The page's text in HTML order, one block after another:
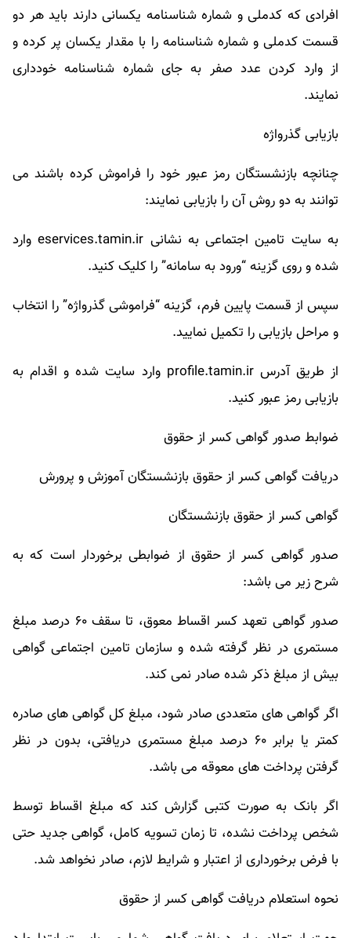
افرادی که کدملی و شماره شناسنامه یکسانی دارند باید هر دو
قسمت کدملی و شماره شناسنامه را با مقدار یکسان پر کرده و
از وارد کردن عدد صفر به جای شماره شناسنامه خودداری
نمایند.
بازیابی گذرواژه
چنانچه بازنشستگان رمز عبور خود را فراموش کرده باشند می
توانند به دو روش آن را بازیابی نمایند:
به سایت تامین اجتماعی به نشانی eservices.tamin.ir وارد
شده و روی گزینه “ورود به سامانه” را کلیک کنید.
سپس از قسمت پایین فرم، گزینه “فراموشی گذرواژه” را انتخاب
و مراحل بازیابی را تکمیل نمایید.
از طریق آدرس profile.tamin.ir وارد سایت شده و اقدام به
بازیابی رمز عبور کنید.
ضوابط صدور گواهی کسر از حقوق
دریافت گواهی کسر از حقوق بازنشستگان آموزش و پرورش
گواهی کسر از حقوق بازنشستگان
صدور گواهی کسر از حقوق از ضوابطی برخوردار است که به
شرح زیر می باشد:
صدور گواهی تعهد کسر اقساط معوق، تا سقف ۶۰ درصد مبلغ
مستمری در نظر گرفته شده و سازمان تامین اجتماعی گواهی
بیش از مبلغ ذکر شده صادر نمی کند.
اگر گواهی های متعددی صادر شود، مبلغ کل گواهی های صادره
کمتر یا برابر ۶۰ درصد مبلغ مستمری دریافتی، بدون در نظر
گرفتن پرداخت های معوقه می باشد.
اگر بانک به صورت کتبی گزارش کند که مبلغ اقساط توسط
شخص پرداخت نشده، تا زمان تسویه کامل، گواهی جدید حتی
با فرض برخورداری از اعتبار و شرایط لازم، صادر نخواهد شد.
نحوه استعلام دریافت گواهی کسر از حقوق